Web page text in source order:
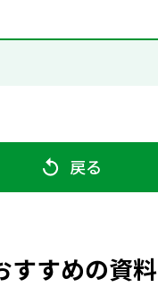
戻る
すすめの資料